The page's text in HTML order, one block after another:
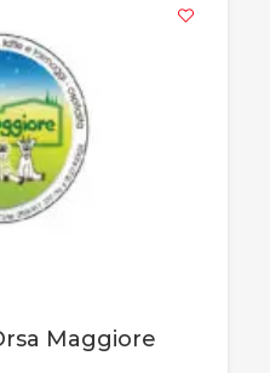
Maggiore